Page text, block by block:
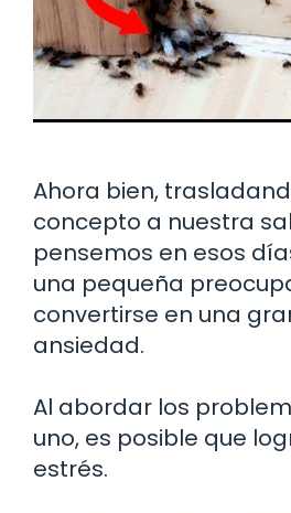
Ahora bien,
concepto a nuestra
pensemos en esos
una pequeña
convertirse en una
ansiedad.
Al abordar los
uno, es posible que
estrés.